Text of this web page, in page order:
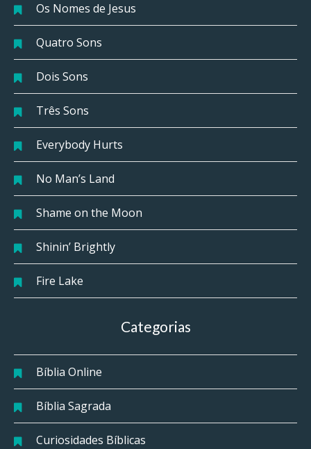
Os Nomes de Jesus
Quatro Sons
Dois Sons
Três Sons
Everybody Hurts
No Man’s Land
Shame on the Moon
Shinin’ Brightly
Fire Lake
Categorias
Bíblia Online
Bíblia Sagrada
Curiosidades Bíblicas